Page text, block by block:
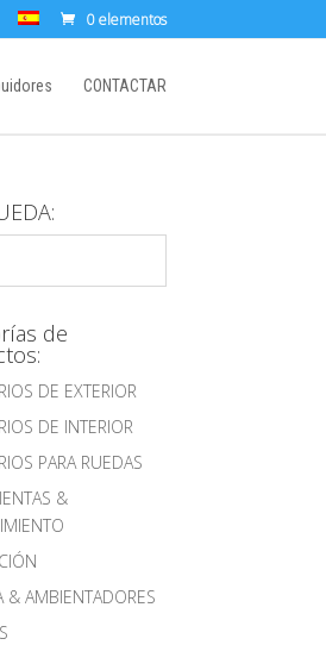
0 elementos
CONTACTAR
de
DE EXTERIOR
DE INTERIOR
PARA RUEDAS
&
& AMBIENTADORES